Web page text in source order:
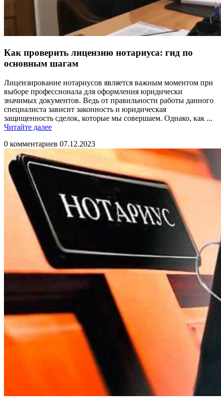
Как проверить лицензию нотариуса: гид по
основным шагам
Лицензирование нотариусов является важным моментом при
выборе профессионала для оформления юридически
значимых документов. Ведь от правильности работы данного
специалиста зависит законность и юридическая
защищенность сделок, которые мы совершаем. Однако, как ...
Читайте далееЧитайте
0 комментариев 07.12.2023